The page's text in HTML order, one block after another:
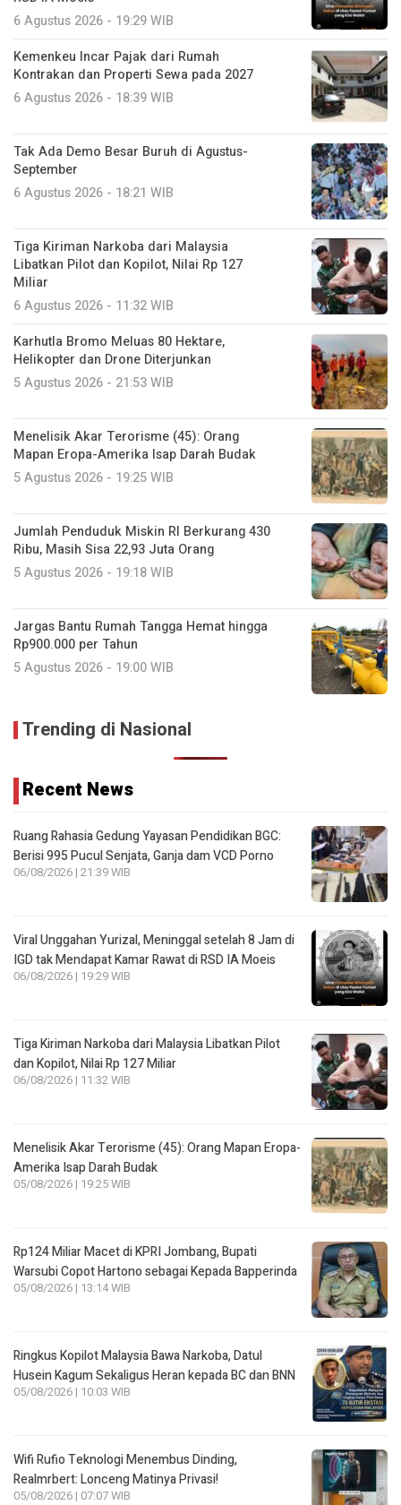
6 Agustus 2026 - 19:29 WIB
Kemenkeu Incar Pajak dari Rumah
Kontrakan dan Properti Sewa pada 2027
6 Agustus 2026 - 18:39 WIB
Tak Ada Demo Besar Buruh di Agustus-
September
6 Agustus 2026 - 18:21 WIB
Tiga Kiriman Narkoba dari Malaysia
Libatkan Pilot dan Kopilot, Nilai Rp 127
Miliar
6 Agustus 2026 - 11:32 WIB
Karhutla Bromo Meluas 80 Hektare,
Helikopter dan Drone Diterjunkan
5 Agustus 2026 - 21:53 WIB
Menelisik Akar Terorisme (45): Orang
Mapan Eropa-Amerika Isap Darah Budak
5 Agustus 2026 - 19:25 WIB
Jumlah Penduduk Miskin RI Berkurang 430
Ribu, Masih Sisa 22,93 Juta Orang
5 Agustus 2026 - 19:18 WIB
Jargas Bantu Rumah Tangga Hemat hingga
Rp900.000 per Tahun
5 Agustus 2026 - 19:00 WIB
Trending di Nasional
Recent News
Ruang Rahasia Gedung Yayasan Pendidikan BGC:
Berisi 995 Pucul Senjata, Ganja dam VCD Porno
06/08/2026 | 21:39 WIB
Viral Unggahan Yurizal, Meninggal setelah 8 Jam di
IGD tak Mendapat Kamar Rawat di RSD IA Moeis
06/08/2026 | 19:29 WIB
Tiga Kiriman Narkoba dari Malaysia Libatkan Pilot
dan Kopilot, Nilai Rp 127 Miliar
06/08/2026 | 11:32 WIB
Menelisik Akar Terorisme (45): Orang Mapan Eropa-
Amerika Isap Darah Budak
05/08/2026 | 19:25 WIB
Rp124 Miliar Macet di KPRI Jombang, Bupati
Warsubi Copot Hartono sebagai Kepada Bapperinda
05/08/2026 | 13:14 WIB
Ringkus Kopilot Malaysia Bawa Narkoba, Datul
Husein Kagum Sekaligus Heran kepada BC dan BNN
05/08/2026 | 10:03 WIB
Wifi Rufio Teknologi Menembus Dinding,
Realmrbert: Lonceng Matinya Privasi!
05/08/2026 | 07:07 WIB